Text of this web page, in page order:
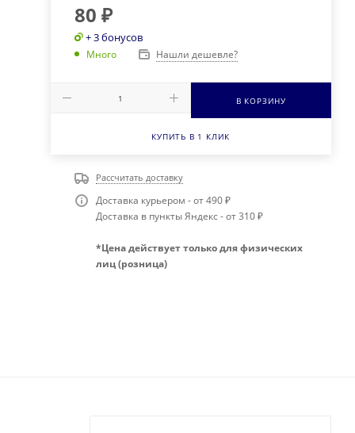
80 ₽
+ 3 бонусов
Много Нашли дешевле?
В КОРЗИНУ
КУПИТЬ В 1 КЛИК
Рассчитать доставку
Доставка курьером - от 490 ₽
Доставка в пункты Яндекс - от 310 ₽
*Цена действует только для физических
лиц (розница)